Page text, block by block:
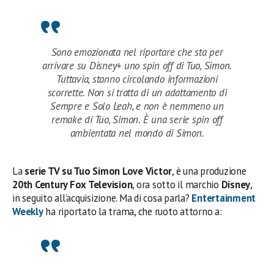
Sono emozionata nel riportare che sta per
arrivare su Disney+ uno spin off di Tuo, Simon.
Tuttavia, stanno circolando informazioni
scorrette. Non si tratta di un adattamento di
Sempre e Solo Leah, e non è nemmeno un
remake di Tuo, Simon. È una serie spin off
ambientata nel mondo di Simon.
Laserie TV su Tuo Simon Love Victor, è una produzione
20th Century Fox Television, ora sotto il marchio Disney,
in seguito all’acquisizione. Ma di cosa parla? Entertainment
Weeklyha riportato la trama, che ruoto attorno a: